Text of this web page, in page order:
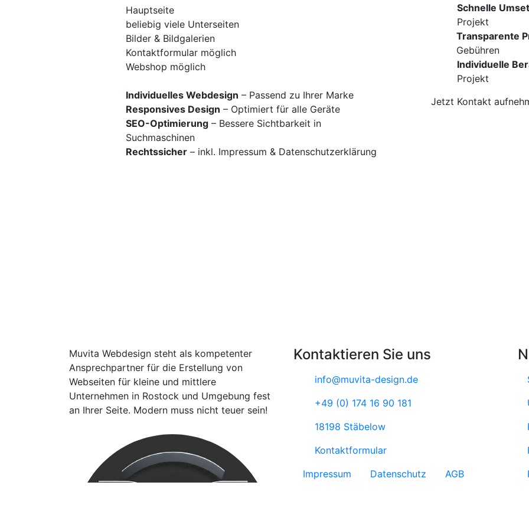
Hauptseite
beliebig viele Unterseiten
Bilder & Bildgalerien
Kontaktformular möglich
Webshop möglich
Individuelles Webdesign – Passend zu Ihrer Marke
Responsives Design – Optimiert für alle Geräte
SEO-Optimierung– Bessere Sichtbarkeit in
Suchmaschinen
Rechtssicher – inkl. Impressum & Datenschutz­erklärung
Schnelle
Projekt
Transparente
Gebühren
Individuelle
Projekt
Jetzt Kontakt
Muvita Webdesign steht als kompetenter
Ansprechpartner für die Erstellung von
Webseiten für kleine und mittlere
Unternehmen in Rostock und Umgebung fest
an Ihrer Seite. Modern muss nicht teuer sein!
Kontaktieren Sie uns
info@muvita-design.de
+49 (0) 174 16 90 181
18198 Stäbelow
Kontaktformular
Impressum
Datenschutz AGB